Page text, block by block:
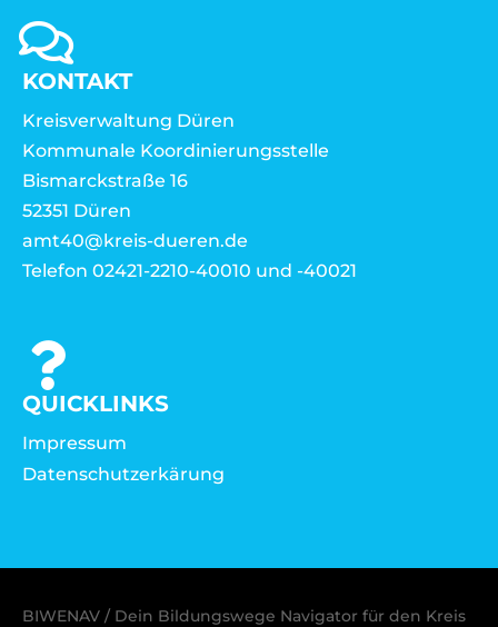
KONTAKT
Kreisverwaltung Düren
Kommunale Koordinierungsstelle
Bismarckstraße 16
52351 Düren
amt40@kreis-dueren.de
Telefon 02421-2210-40010 und -40021
QUICKLINKS
Impressum
Datenschutzerkärung
BIWENAV / Dein Bildungswege Navigator für den Kreis